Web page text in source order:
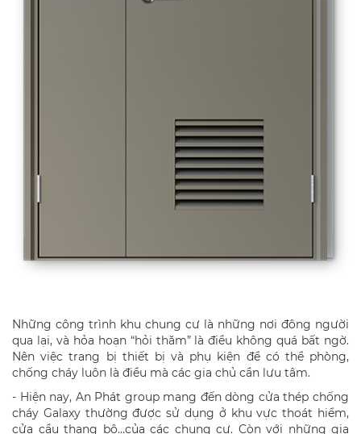
Những công trình khu chung cư là những nơi đông người
qua lại, và hỏa hoạn “hỏi thăm” là điều không quá bất ngờ.
Nên việc trang bị thiết bị và phụ kiện để có thể phòng,
chống cháy luôn là điều mà các gia chủ cần lưu tâm.
- Hiện nay, An Phát group mang đến dòng cửa thép chống
cháy Galaxy thường được sử dụng ở khu vực thoát hiểm,
cửa cầu thang bộ…của các chung cư. Còn với những gia